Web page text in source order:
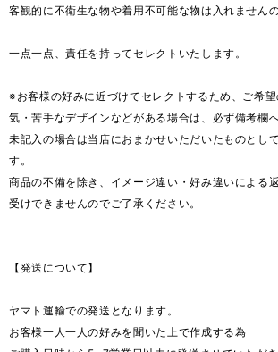
客観的に不衛生な物や着用不可能な物は入れません
一点一点、責任を持ってセレクトいたします。
※お客様の好みに近づけてセレクトするため、ご希
気・苦手なデザインなどがある場合は、必ず備考欄
未記入の場合は当店におまかせいただいたものとし
す。
商品の不備を除き、イメージ違い・好み違いによる
受けできませんのでご了承ください。
【発送について】
ヤマト運輸での発送となります。
お客様一人一人の好みを聞いた上で作成する為